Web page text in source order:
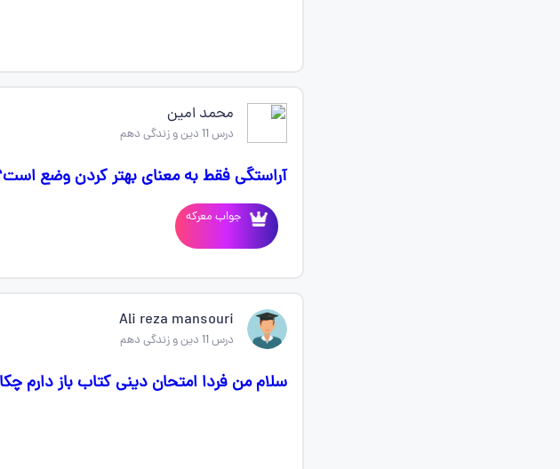
محمد امین
درس 11 دین و زندگی دهم
آراستگی فقط به معنای بهتر کردن وضع
جواب معرکه
Ali reza mansouri
درس 11 دین و زندگی دهم
سلام من فردا امتحان دینی کتاب باز دارم